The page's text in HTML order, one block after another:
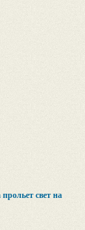
свет на